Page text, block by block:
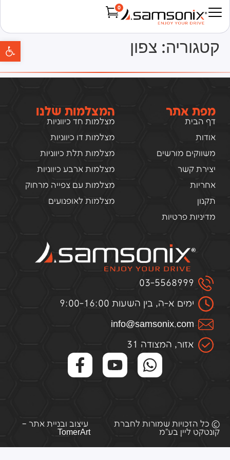
0
קטגוריה: צפון
מפת אתר
דף הבית
אודות
משווקים מורשים
יצירת קשר
אחריות
תקנון
מדיניות פרטיות
המצלמות שלנו
מצלמות חד כיווניות
מצלמות דו כיווניות
מצלמות תלת כיווניות
מצלמות ארבע כיווניות
מצלמות עם צפייה מרחוק
מצלמות לאופנועים
03-5568999
ימים א-ה, בין השעות 9:00-16:00
infо@samsоnix.cоm
אזור, המצודה 31
© כל הזכויות שמורות לחברת
קונטקט ליין בע"מ
עיצוב ובניית אתר –
TomerArt